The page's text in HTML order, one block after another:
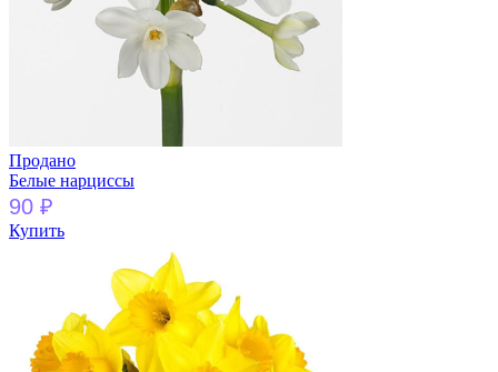
Продано
Белые нарциссы
90 ₽
Купить